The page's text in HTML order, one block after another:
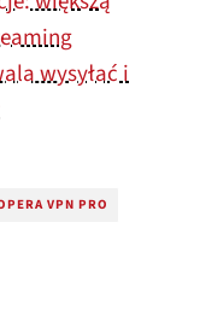
wysyłać i
VPN PRO